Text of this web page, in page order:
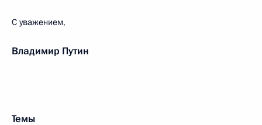
С уважением,
Владимир Путин
Темы